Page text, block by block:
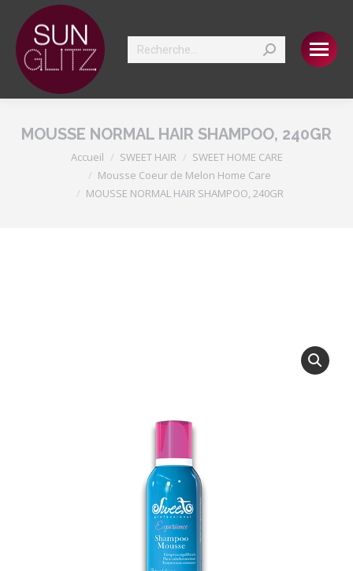
Search:
MOUSSE NORMAL HAIR SHAMPOO, 240GR
Vous êtes ici :
Accueil SWEET HAIR
SWEET HOME CARE
Mousse Coeur de Melon Home Care
MOUSSE NORMAL HAIR SHAMPOO, 240GR